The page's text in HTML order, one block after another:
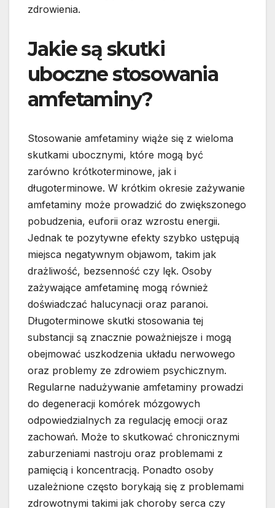
zdrowienia.
Jakie są skutki
uboczne stosowania
amfetaminy?
Stosowanie amfetaminy wiąże się z wieloma
skutkami ubocznymi, które mogą być
zarówno krótkoterminowe, jak i
długoterminowe. W krótkim okresie zażywanie
amfetaminy może prowadzić do zwiększonego
pobudzenia, euforii oraz wzrostu energii.
Jednak te pozytywne efekty szybko ustępują
miejsca negatywnym objawom, takim jak
drażliwość, bezsenność czy lęk. Osoby
zażywające amfetaminę mogą również
doświadczać halucynacji oraz paranoi.
Długoterminowe skutki stosowania tej
substancji są znacznie poważniejsze i mogą
obejmować uszkodzenia układu nerwowego
oraz problemy ze zdrowiem psychicznym.
Regularne nadużywanie amfetaminy prowadzi
do degeneracji komórek mózgowych
odpowiedzialnych za regulację emocji oraz
zachowań. Może to skutkować chronicznymi
zaburzeniami nastroju oraz problemami z
pamięcią i koncentracją. Ponadto osoby
uzależnione często borykają się z problemami
zdrowotnymi takimi jak choroby serca czy